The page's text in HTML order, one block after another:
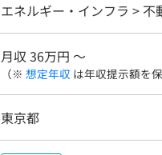
エネルギー・インフラ > 不
月収 36万円 〜
（※ 想定年収 は年収提示額を
東京都